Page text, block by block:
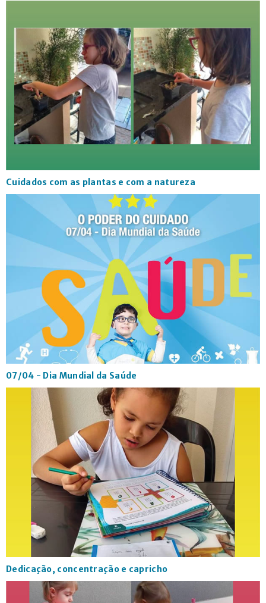
Cuidados com as plantas e com a natureza
07/04 - Dia Mundial da Saúde
Dedicação, concentração e capricho